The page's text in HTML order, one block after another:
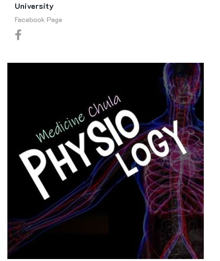
University
Facebook Page